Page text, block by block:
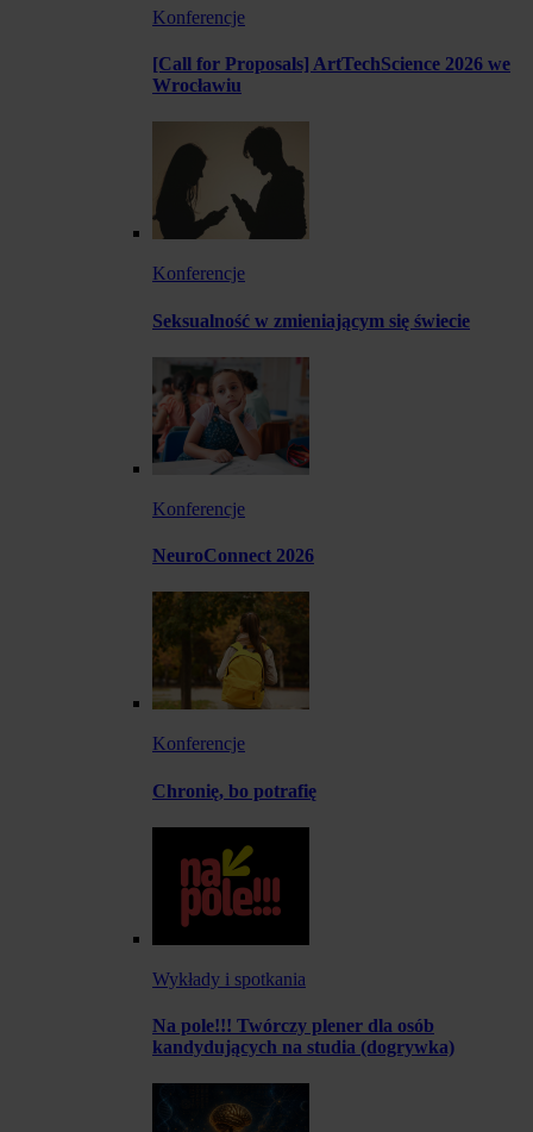
Konferencje
[Call for Proposals] ArtTechScience 2026 we
Wrocławiu
Konferencje
Seksualność w zmieniającym się świecie
Konferencje
NeuroConnect 2026
Konferencje
Chronię, bo potrafię
Wykłady i spotkania
Na pole!!! Twórczy plener dla osób
kandydujących na studia (dogrywka)